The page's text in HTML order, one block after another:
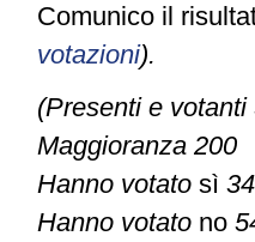
Comunico il
votazioni).
(Presenti e votanti
Maggioranza 200
Hanno votato sì
Hanno votato no